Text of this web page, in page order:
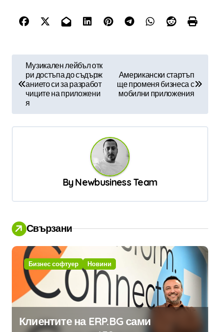
и
г
Музикален лейбъл отк
ри достъпа до съдърж
анието си за разработ
чиците на приложени
я
Американски стартъп
ще променя бизнеса с
мобилни приложения
By Newbusiness Team
Свързани
Бизнес софтуер Новини
Клиентите на ERP.BG сами